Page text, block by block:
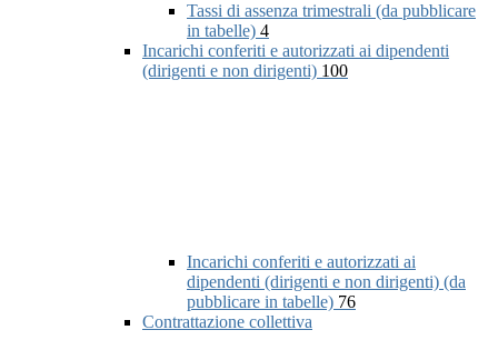
Tassi di assenza trimestrali (da pubblicare
in tabelle) 4
Incarichi conferiti e autorizzati ai dipendenti
(dirigenti e non dirigenti) 100
Incarichi conferiti e autorizzati ai
dipendenti (dirigenti e non dirigenti) (da
pubblicare in tabelle) 76
Contrattazione collettiva